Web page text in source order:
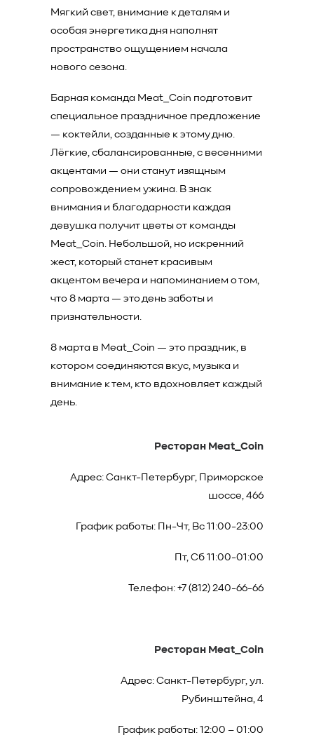
Мягкий свет, внимание к деталям и
особая энергетика дня наполнят
пространство ощущением начала
нового сезона.
Барная команда Meat_Coin подготовит
специальное праздничное предложение
— коктейли, созданные к этому дню.
Лёгкие, сбалансированные, с весенними
акцентами — они станут изящным
сопровождением ужина. В знак
внимания и благодарности каждая
девушка получит цветы от команды
Meat_Coin. Небольшой, но искренний
жест, который станет красивым
акцентом вечера и напоминанием о том,
что 8 марта — это день заботы и
признательности.
8 марта в Meat_Coin — это праздник, в
котором соединяются вкус, музыка и
внимание к тем, кто вдохновляет каждый
день.
Ресторан Meat_Coin
Адрес: Санкт-Петербург, Приморское
шоссе, 466
График работы: Пн-Чт, Вс 11:00-23:00
Пт, Сб 11:00-01:00
Телефон: +7 (812) 240-66-66
Ресторан Meat_Coin
Адрес: Санкт-Петербург, ул.
Рубинштейна, 4
График работы: 12:00 – 01:00